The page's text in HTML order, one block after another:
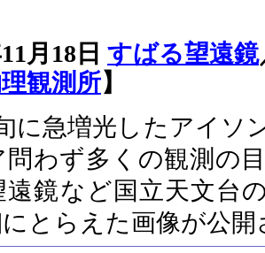
月18日 すばる望遠鏡
観測所】
に急増光したアイソ
問わず多くの観測の
鏡など国立天文台
とらえた画像が公開